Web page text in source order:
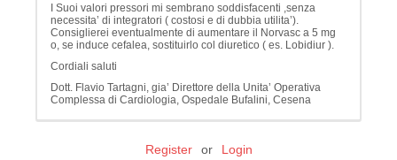
I Suoi valori pressori mi sembrano soddisfacenti ,senza
necessita’ di integratori ( costosi e di dubbia utilita’).
Consiglierei eventualmente di aumentare il Norvasc a 5 mg
o, se induce cefalea, sostituirlo col diuretico ( es. Lobidiur ).
Cordiali saluti
Dott. Flavio Tartagni, gia’ Direttore della Unita’ Operativa
Complessa di Cardiologia, Ospedale Bufalini, Cesena
Register or Login